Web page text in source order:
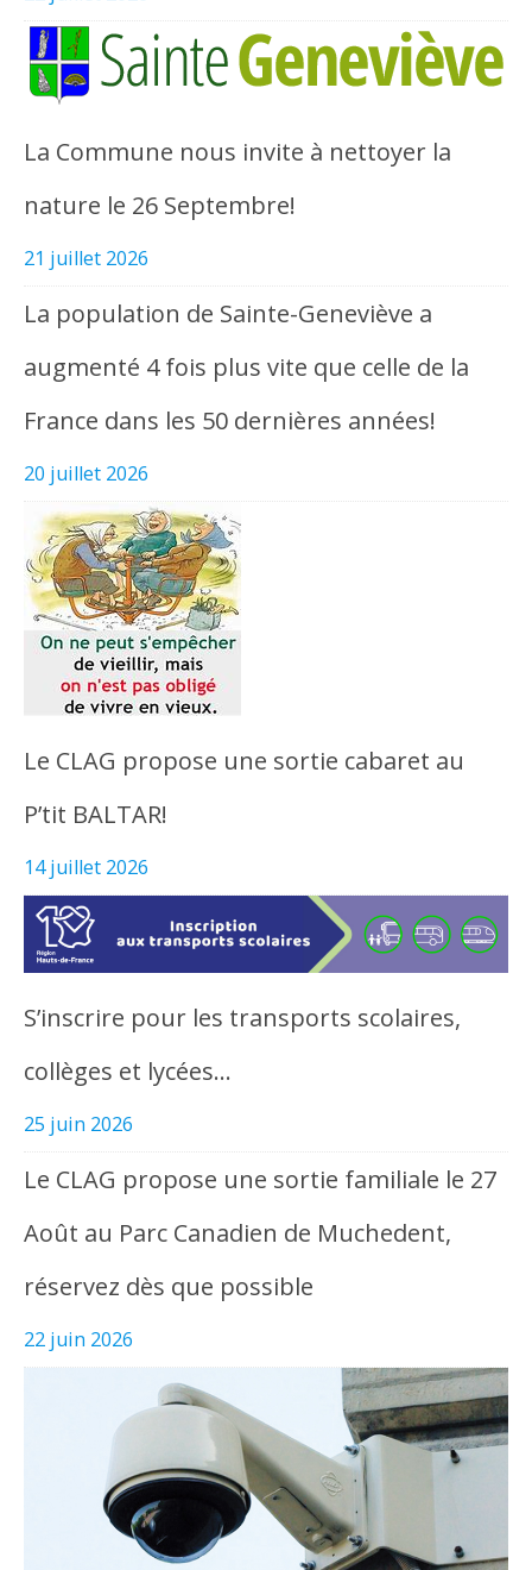
La Commune nous invite à nettoyer la
nature le 26 Septembre!
21 juillet 2026
La population de Sainte-Geneviève a
augmenté 4 fois plus vite que celle de la
France dans les 50 dernières années!
20 juillet 2026
Le CLAG propose une sortie cabaret au
P’tit BALTAR!
14 juillet 2026
S’inscrire pour les transports scolaires,
collèges et lycées…
25 juin 2026
Le CLAG propose une sortie familiale le 27
Août au Parc Canadien de Muchedent,
réservez dès que possible
22 juin 2026